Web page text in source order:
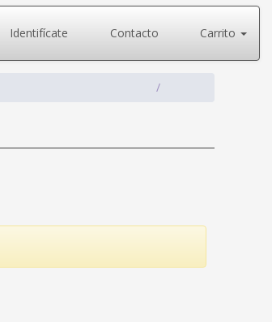
Identifícate Contacto Carrito